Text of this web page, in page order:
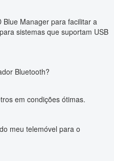
Manager para facilitar a
sistemas que suportam USB
Bluetooth?
em condições ótimas.
meu telemóvel para o